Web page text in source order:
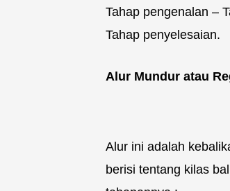
Tahap pengenalan –
Tahap penyelesaian.
Alur Mundur atau
Alur ini adalah
berisi tentang kilas